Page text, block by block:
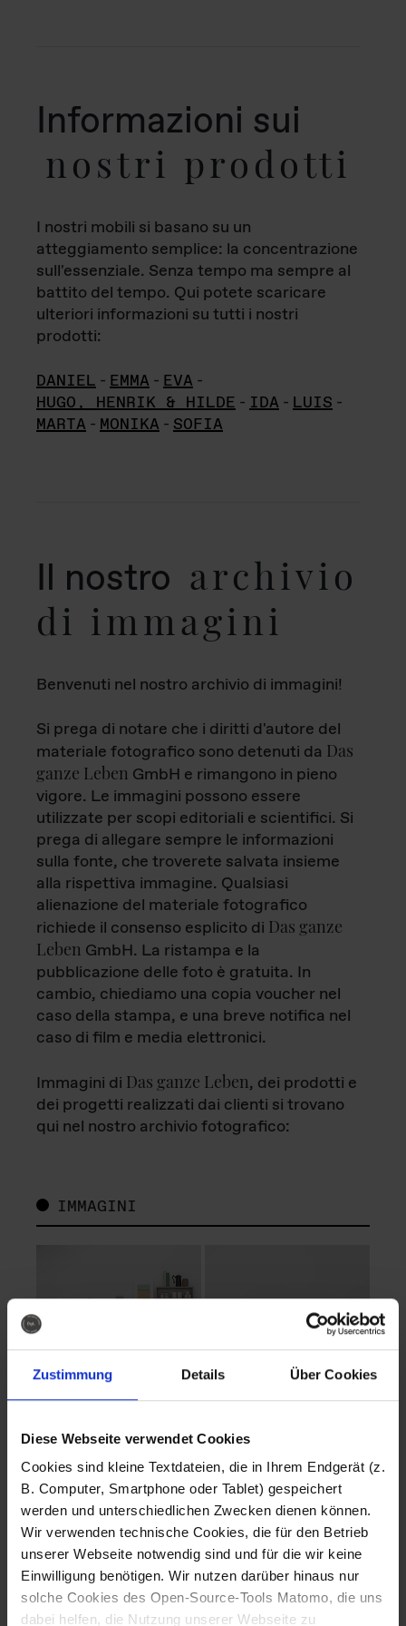
Zustimmung Details Über Cookies
Diese Webseite verwendet Cookies
Cookies sind kleine Textdateien, die in Ihrem Endgerät (z.
B. Computer, Smartphone oder Tablet) gespeichert
werden und unterschiedlichen Zwecken dienen können.
Wir verwenden technische Cookies, die für den Betrieb
unserer Webseite notwendig sind und für die wir keine
Einwilligung benötigen. Wir nutzen darüber hinaus nur
solche Cookies des Open-Source-Tools Matomo, die uns
dabei helfen, die Nutzung unserer Webseite zu
Informazioni sui
nostri prodotti
I nostri mobili si basano su un
atteggiamento semplice: la concentrazione
sull'essenziale. Senza tempo ma sempre al
battito del tempo. Qui potete scaricare
ulteriori informazioni su tutti i nostri
prodotti:
DANIEL - EMMA - EVA -
HUGO, HENRIK & HILDE - IDA - LUIS -
MARTA - MONIKA - SOFIA
Il nostro archivio
di immagini
Benvenuti nel nostro archivio di immagini!
Si prega di notare che i diritti d'autore del
materiale fotografico sono detenuti da Das
ganze Leben GmbH e rimangono in pieno
vigore. Le immagini possono essere
utilizzate per scopi editoriali e scientifici. Si
prega di allegare sempre le informazioni
sulla fonte, che troverete salvata insieme
alla rispettiva immagine. Qualsiasi
alienazione del materiale fotografico
richiede il consenso esplicito di Das ganze
Leben GmbH. La ristampa e la
pubblicazione delle foto è gratuita. In
cambio, chiediamo una copia voucher nel
caso della stampa, e una breve notifica nel
caso di film e media elettronici.
Immagini di Das ganze Leben, dei prodotti e
dei progetti realizzati dai clienti si trovano
qui nel nostro archivio fotografico:
IMMAGINI
Fotografo: Lorenz
Sternbach
Download
Fotografo: Lorenz
Sternbach
Download